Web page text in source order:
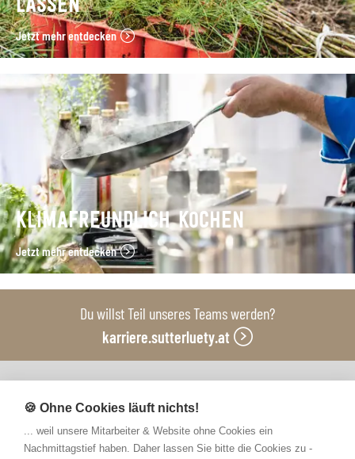
LASSEN
Jetzt mehr entdecken
KLIMAFREUNDLICH KOCHEN
Jetzt mehr entdecken
Du willst Teil unseres Teams werden?
karriere.sutterluety.at
Unsere Produktionsbetriebe
🍪 Ohne Cookies läuft nichts!
... weil unsere Mitarbeiter & Website ohne Cookies ein
Nachmittagstief haben. Daher lassen Sie bitte die Cookies zu -